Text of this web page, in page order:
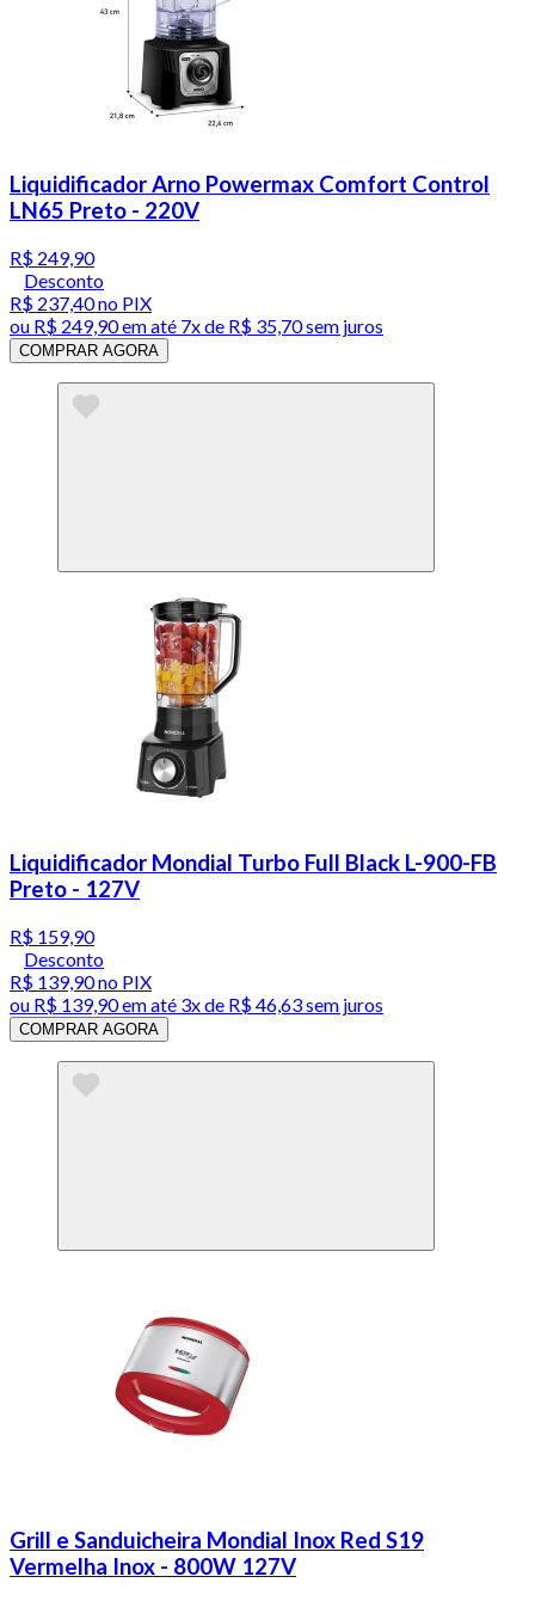
Liquidificador Arno Powermax Comfort Control
LN65 Preto - 220V
R$ 249,90
Desconto
R$ 237,40no PIX
ou R$ 249,90em até 7x de R$ 35,70 sem juros
COMPRAR AGORA
Liquidificador Mondial Turbo Full Black L-900-FB
Preto - 127V
R$ 159,90
Desconto
R$ 139,90no PIX
ou R$ 139,90em até 3x de R$ 46,63 sem juros
COMPRAR AGORA
Grill e Sanduicheira Mondial Inox Red S19
Vermelha Inox - 800W 127V